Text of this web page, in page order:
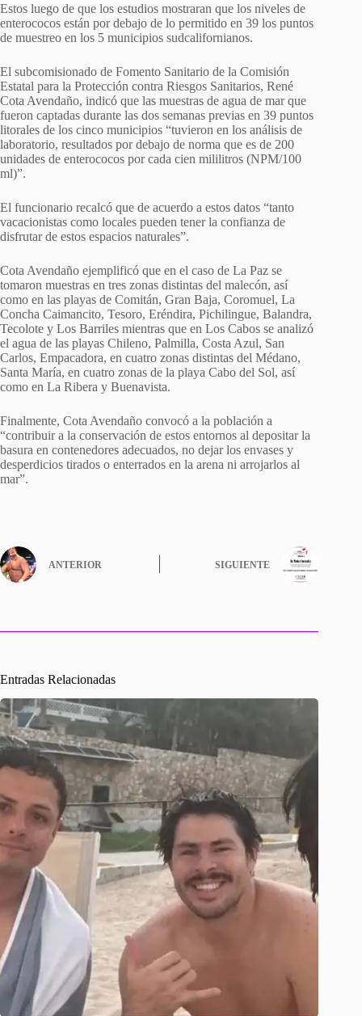
Estos luego de que los estudios mostraran que los niveles de
enterococos están por debajo de lo permitido en 39 los puntos
de muestreo en los 5 municipios sudcalifornianos.
El subcomisionado de Fomento Sanitario de la Comisión
Estatal para la Protección contra Riesgos Sanitarios, René
Cota Avendaño, indicó que las muestras de agua de mar que
fueron captadas durante las dos semanas previas en 39 puntos
litorales de los cinco municipios “tuvieron en los análisis de
laboratorio, resultados por debajo de norma que es de 200
unidades de enterococos por cada cien mililitros (NPM/100
ml)”.
El funcionario recalcó que de acuerdo a estos datos “tanto
vacacionistas como locales pueden tener la confianza de
disfrutar de estos espacios naturales”.
Cota Avendaño ejemplificó que en el caso de La Paz se
tomaron muestras en tres zonas distintas del malecón, así
como en las playas de Comitán, Gran Baja, Coromuel, La
Concha Caimancito, Tesoro, Eréndira, Pichilingue, Balandra,
Tecolote y Los Barriles mientras que en Los Cabos se analizó
el agua de las playas Chileno, Palmilla, Costa Azul, San
Carlos, Empacadora, en cuatro zonas distintas del Médano,
Santa María, en cuatro zonas de la playa Cabo del Sol, así
como en La Ribera y Buenavista.
Finalmente, Cota Avendaño convocó a la población a
“contribuir a la conservación de estos entornos al depositar la
basura en contenedores adecuados, no dejar los envases y
desperdicios tirados o enterrados en la arena ni arrojarlos al
mar”.
ANTERIOR SIGUIENTE
Entradas Relacionadas